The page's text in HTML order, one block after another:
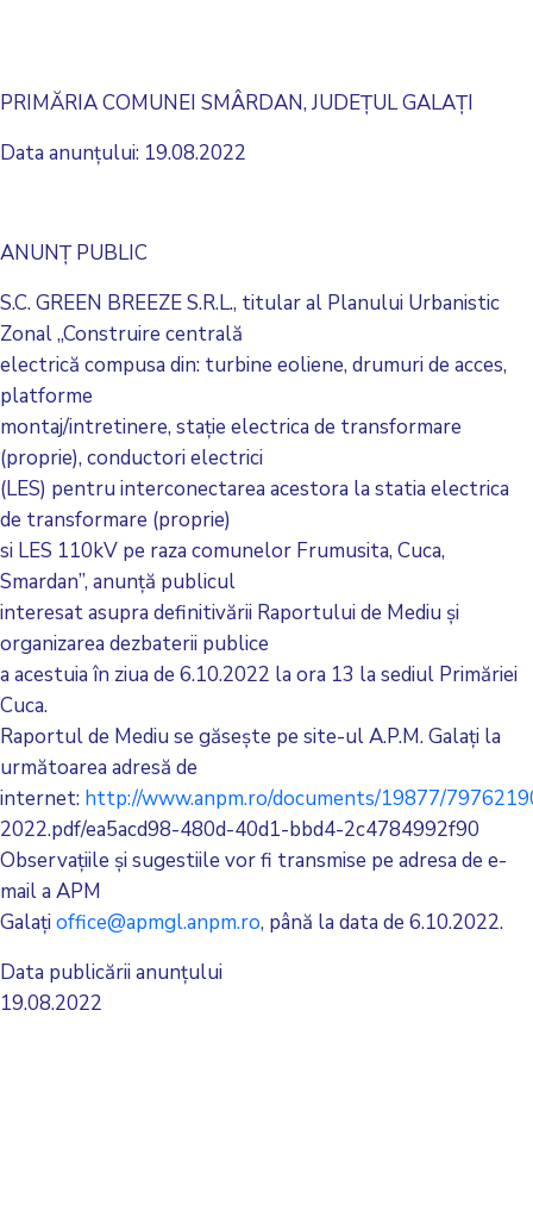
PRIMĂRIA COMUNEI SMÂRDAN, JUDEȚUL GALAȚI
Data anunțului: 19.08.2022
ANUNŢ PUBLIC
S.C. GREEN BREEZE S.R.L., titular al Planului Urbanistic
Zonal ,,Construire centrală
electrică compusa din: turbine eoliene, drumuri de acces,
platforme
montaj/intretinere, staţie electrica de transformare
(proprie), conductori electrici
(LES) pentru interconectarea acestora la statia electrica
de transformare (proprie)
si LES 110kV pe raza comunelor Frumusita, Cuca,
Smardan”, anunţă publicul
interesat asupra definitivării Raportului de Mediu şi
organizarea dezbaterii publice
a acestuia în ziua de 6.10.2022 la ora 13 la sediul Primăriei
Cuca.
Raportul de Mediu se găsește pe site-ul A.P.M. Galați la
următoarea adresă de
internet: http://www.anpm.ro/documents/19877/
2022.pdf/ea5acd98-480d-40d1-bbd4-2c4784992f90
Observaţiile şi sugestiile vor fi transmise pe adresa de e-
mail a APM
Galațioffice@apmgl.anpm.ro, până la data de 6.10.2022.
Data publicării anunțului
19.08.2022